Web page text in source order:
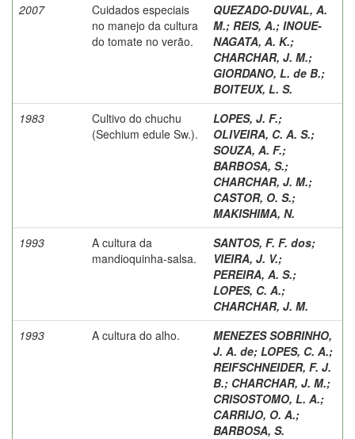
2007
Cuidados especiais
no manejo da cultura
do tomate no verão.
QUEZADO-DUVAL, A.
M.; REIS, A.; INOUE-
NAGATA, A. K.;
CHARCHAR, J. M.;
GIORDANO, L. de B.;
BOITEUX, L. S.
1983
Cultivo do chuchu
(Sechium edule Sw.).
LOPES, J. F.;
OLIVEIRA, C. A. S.;
SOUZA, A. F.;
BARBOSA, S.;
CHARCHAR, J. M.;
CASTOR, O. S.;
MAKISHIMA, N.
1993
A cultura da
mandioquinha-salsa.
SANTOS, F. F. dos;
VIEIRA, J. V.;
PEREIRA, A. S.;
LOPES, C. A.;
CHARCHAR, J. M.
1993
A cultura do alho.
MENEZES SOBRINHO,
J. A. de; LOPES, C. A.;
REIFSCHNEIDER, F. J.
B.; CHARCHAR, J. M.;
CRISOSTOMO, L. A.;
CARRIJO, O. A.;
BARBOSA, S.